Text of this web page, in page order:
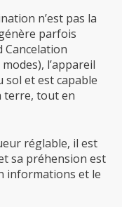
n’est pas la
parfois
Cancelation
l’appareil
et est capable
terre, tout en
réglable, il est
sa préhension est
informations et le